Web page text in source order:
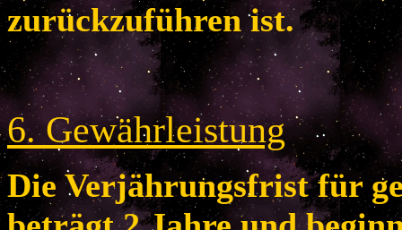
zurückzuführen ist.
6. Gewährleistung
Die Verjährungsfrist für